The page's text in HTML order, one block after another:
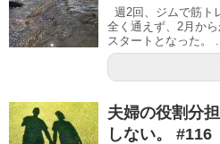
週2回、ジムで筋
全く通えず、2月か
スタートとなった。 ...
夫婦の役割分
しない。 #116